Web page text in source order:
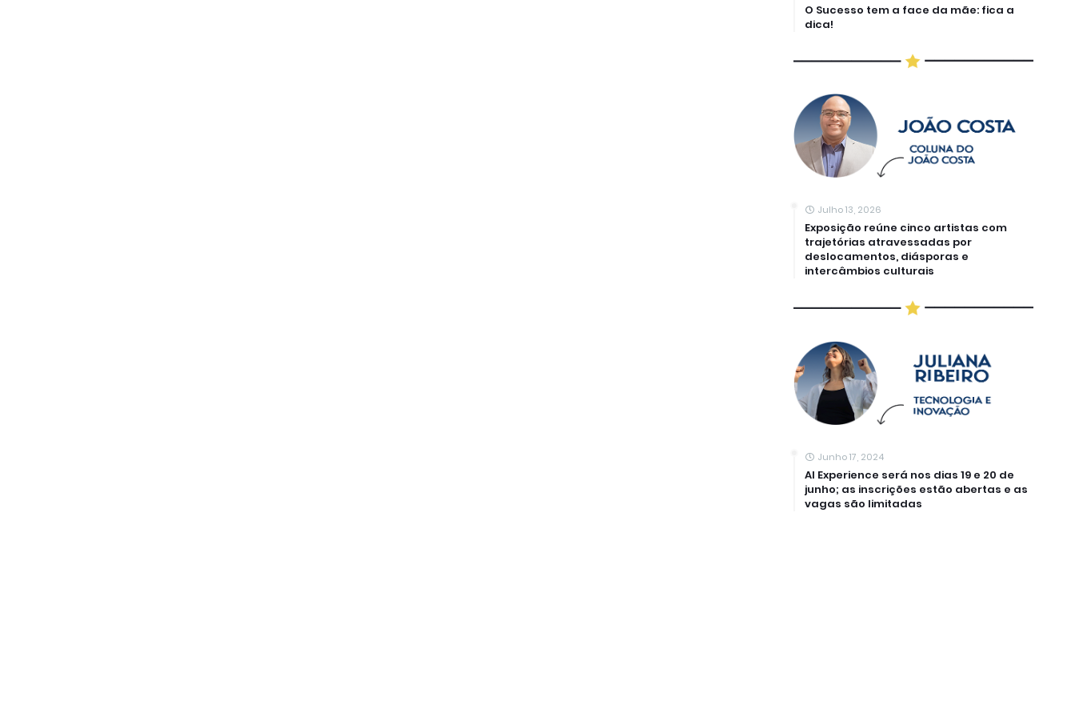
O Sucesso tem a face da mãe: fica a
dica!
Julho 13, 2026
Exposição reúne cinco artistas com
trajetórias atravessadas por
deslocamentos, diásporas e
intercâmbios culturais
Junho 17, 2024
AI Experience será nos dias 19 e 20 de
junho; as inscrições estão abertas e as
vagas são limitadas